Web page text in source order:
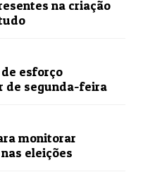
na criação
esforço
de segunda-feira
monitorar
eleições